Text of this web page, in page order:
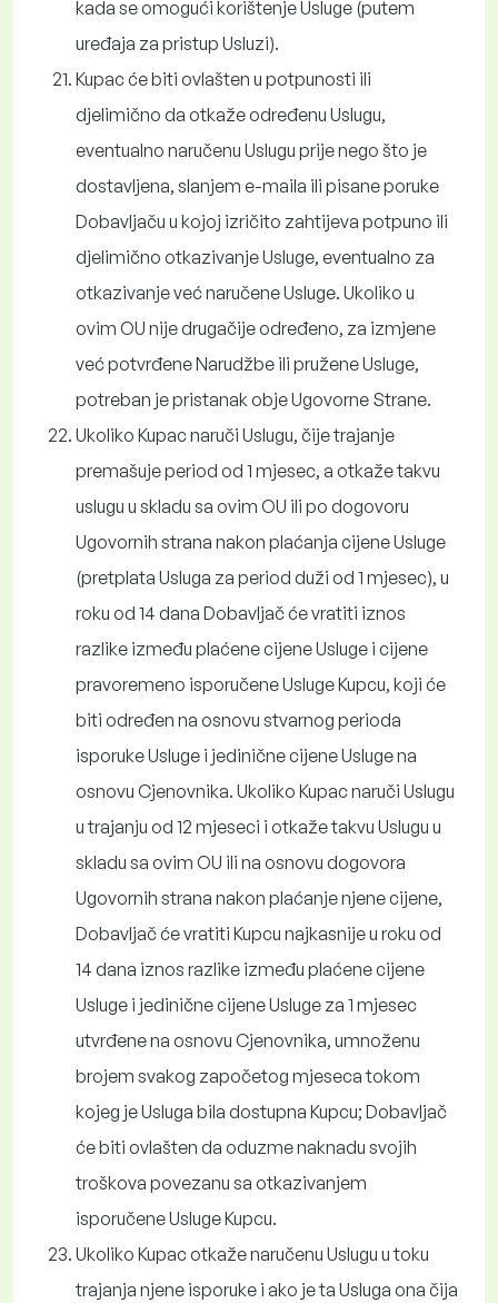
kada se omogući korištenje Usluge (putem
uređaja za pristup Usluzi).
Kupac će biti ovlašten u potpunosti ili
djelimično da otkaže određenu Uslugu,
eventualno naručenu Uslugu prije nego što je
dostavljena, slanjem e-maila ili pisane poruke
Dobavljaču u kojoj izričito zahtijeva potpuno ili
djelimično otkazivanje Usluge, eventualno za
otkazivanje već naručene Usluge. Ukoliko u
ovim OU nije drugačije određeno, za izmjene
već potvrđene Narudžbe ili pružene Usluge,
potreban je pristanak obje Ugovorne Strane.
Ukoliko Kupac naruči Uslugu, čije trajanje
premašuje period od 1 mjesec, a otkaže takvu
uslugu u skladu sa ovim OU ili po dogovoru
Ugovornih strana nakon plaćanja cijene Usluge
(pretplata Usluga za period duži od 1 mjesec), u
roku od 14 dana Dobavljač će vratiti iznos
razlike između plaćene cijene Usluge i cijene
pravoremeno isporučene Usluge Kupcu, koji će
biti određen na osnovu stvarnog perioda
isporuke Usluge i jedinične cijene Usluge na
osnovu Cjenovnika. Ukoliko Kupac naruči Uslugu
u trajanju od 12 mjeseci i otkaže takvu Uslugu u
skladu sa ovim OU ili na osnovu dogovora
Ugovornih strana nakon plaćanje njene cijene,
Dobavljač će vratiti Kupcu najkasnije u roku od
14 dana iznos razlike između plaćene cijene
Usluge i jedinične cijene Usluge za 1 mjesec
utvrđene na osnovu Cjenovnika, umnoženu
brojem svakog započetog mjeseca tokom
kojeg je Usluga bila dostupna Kupcu; Dobavljač
će biti ovlašten da oduzme naknadu svojih
troškova povezanu sa otkazivanjem
isporučene Usluge Kupcu.
Ukoliko Kupac otkaže naručenu Uslugu u toku
trajanja njene isporuke i ako je ta Usluga ona čija